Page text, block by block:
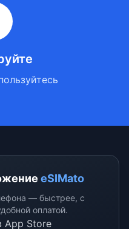
eSIMato
— быстрее, с
оплатой.